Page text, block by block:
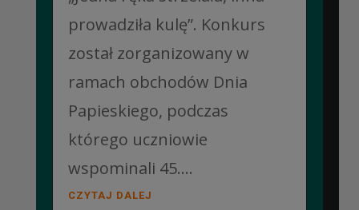
prowadziła kulę”. Konkurs
został zorganizowany w
ramach obchodów Dnia
Papieskiego, podczas
którego uczniowie
wspominali 45....
CZYTAJ DALEJ